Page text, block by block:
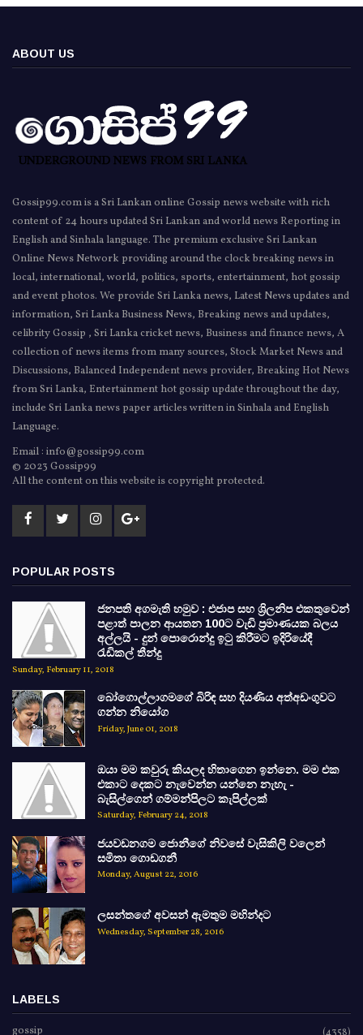
ABOUT US
Gossip99.com is a Sri Lankan online Gossip news website with rich
content of 24 hours updated Sri Lankan and world news Reporting in
English and Sinhala language. The premium exclusive Sri Lankan
Online News Network providing around the clock breaking news in
local, international, world, politics, sports, entertainment, hot gossip
and event photos. We provide Sri Lanka news, Latest News updates and
information, Sri Lanka Business News, Breaking news and updates,
celibrity Gossip , Sri Lanka cricket news, Business and finance news, A
collection of news items from many sources, Stock Market News and
Discussions, Balanced Independent news provider, Breaking Hot News
from Sri Lanka, Entertainment hot gossip update throughout the day,
include Sri Lanka news paper articles written in Sinhala and English
Language.
Email : info@gossip99.com
© 2023 Gossip99
All the content on this website is copyright protected.
POPULAR POSTS
ජනපති අගමැති හමුව : එජාප සහ ශ්‍රිලනිප එකතුවෙන්
පළාත් පාලන ආයතන 100ට වැඩි ප්‍රමාණයක බලය
අල්ලයි - දුන් පොරොන්දු ඉටු කිරීමට ඉදිරියේදී
රැඩිකල් තීන්දු
Sunday, February 11, 2018
බෝගොල්ලාගමගේ බිරිඳ සහ දියණිය අත්අඩංගුවට
ගන්න නියෝග
Friday, June 01, 2018
ඔයා මම කවුරු කියලද හිතාගෙන ඉන්නෙ. මම එක
එකාට දෙකට නැවෙන්න යන්නෙ නැහැ -
බැසිල්ගෙන් ගම්මන්පිලට කැපිල්ලක්
Saturday, February 24, 2018
ජයවඩනගම ජොනීගේ නිවසේ වැසිකිලි වලෙන්
සමිතා ගොඩගනී
Monday, August 22, 2016
ලසන්තගේ අවසන් ඇමතුම මහින්දට
Wednesday, September 28, 2016
LABELS
gossip (4358)